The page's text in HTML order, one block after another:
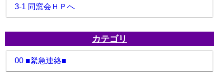
3-1 同窓会ＨＰへ
カテゴリ
00 ■緊急連絡■